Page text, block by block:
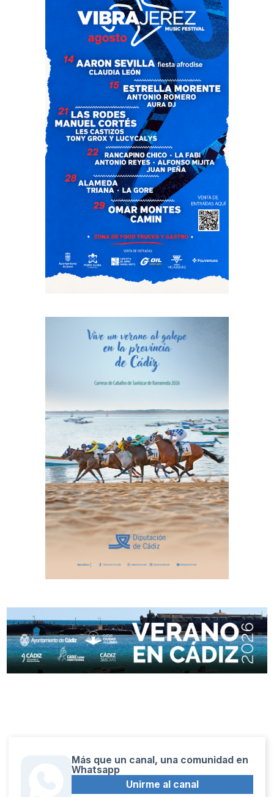
Más que un canal, una comunidad en
Whatsapp
Unirme al canal